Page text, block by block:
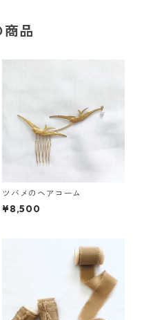
商品
ツバメのヘアコーム
¥8,500